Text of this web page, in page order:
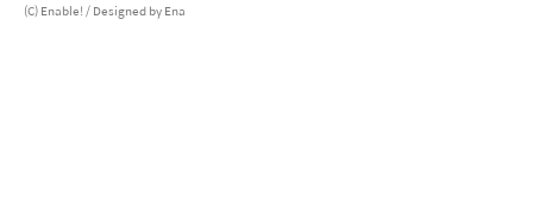
(C) Enable!/ Designed byEna